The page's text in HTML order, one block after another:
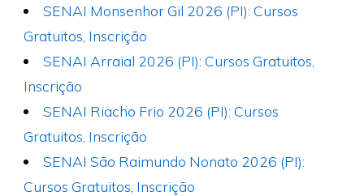
SENAI Monsenhor Gil 2026 (PI): Cursos
Gratuitos, Inscrição
SENAI Arraial 2026 (PI): Cursos Gratuitos,
Inscrição
SENAI Riacho Frio 2026 (PI): Cursos
Gratuitos, Inscrição
SENAI São Raimundo Nonato 2026 (PI):
Cursos Gratuitos, Inscrição